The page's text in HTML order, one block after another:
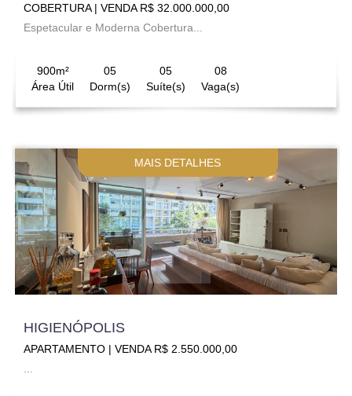
COBERTURA | VENDA R$ 32.000.000,00
Espetacular e Moderna Cobertura...
900m²
Área Útil
05
Dorm(s)
05
Suíte(s)
08
Vaga(s)
MAIS DETALHES
HIGIENÓPOLIS
APARTAMENTO | VENDA R$ 2.550.000,00